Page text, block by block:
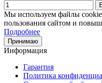
Мы используем файлы cookie
пользования сайтом и
Подробнее
Принимаю
Информация
Гарантия
Политика